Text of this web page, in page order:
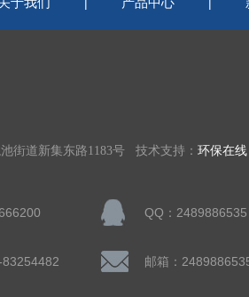
街道新集东路1183号 技术支持： 环保在线
QQ：2489886535
邮箱：